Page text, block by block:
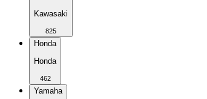
Kawasaki
825
Honda
Honda
462
Yamaha